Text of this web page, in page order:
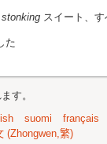
stonking スイート、す
た
す。
suomi français
(Zhongwen,繁)